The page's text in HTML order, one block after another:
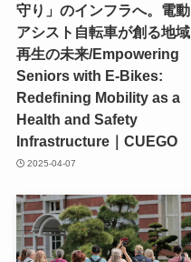
守り」のインフラへ。電動
アシスト自転車が創る地域
再生の未来/Empowering
Seniors with E-Bikes:
Redefining Mobility as a
Health and Safety
Infrastructure｜CUEGO
2025-04-07